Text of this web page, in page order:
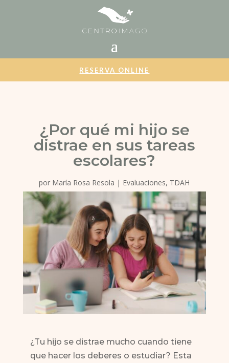
RESERVA ONLINE
¿Por qué mi hijo se
distrae en sus tareas
escolares?
por María Rosa Resola | Evaluaciones, TDAH
¿Tu hijo se distrae mucho cuando tiene
que hacer los deberes o estudiar? Esta